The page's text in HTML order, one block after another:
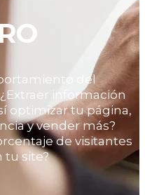
del
información
optimizar tu página,
y vender más?
de visitantes
tu site?